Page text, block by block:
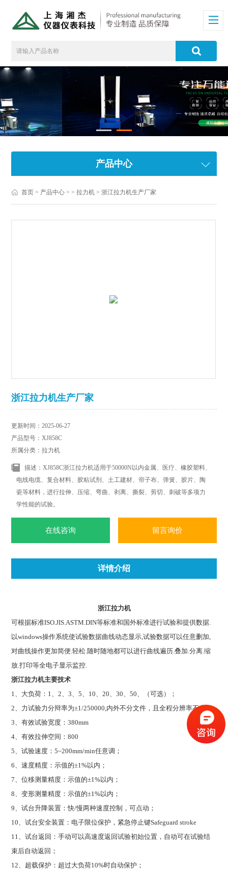
产品中心
首页 > 产品中心 > >拉力机 > 浙江拉力机生产厂家
浙江拉力机生产厂家
更新时间：2025-06-27
产品型号：XJ858C
所属分类：拉力机
描述：XJ858C浙江拉力机适用于50000N以内金属、医疗、橡胶塑料、
电线电缆、复合材料、胶粘试剂、土工建材、帘子布、弹簧、胶片、陶
瓷等材料，进行拉伸、压缩、弯曲、剥离、撕裂、剪切、刺破等多项力
学性能的试验。
在线咨询 留言询价
详情介绍
浙江拉力机
可根据标准ISO.JIS.ASTM.DIN等标准和国外标准进行试验和提供数据.
以windows操作系统使试验数据曲线动态显示,试验数据可以任意删加,
对曲线操作更加简便.轻松.随时随地都可以进行曲线遍历.叠加.分离.缩
放.打印等全电子显示监控.
浙江拉力机主要技术
1、大负荷：1、2、3、5、10、20、30、50、（可选）；
2、力试验力分辩率为±1/250000,内外不分文件，且全程分辨率不变；
3、有效试验宽度：380mm
4、有效拉伸空间：800
5、试验速度：5~200mm/min任意调；
6、速度精度：示值的±1%以内；
7、位移测量精度：示值的±1%以内；
8、变形测量精度：示值的±1%以内；
9、试台升降装置：快/慢两种速度控制，可点动；
10、试台安全装置：电子限位保护，紧急停止键Safeguard stroke
11、试台返回：手动可以高速度返回试验初始位置，自动可在试验结
束后自动返回；
12、超载保护：超过大负荷10%时自动保护；